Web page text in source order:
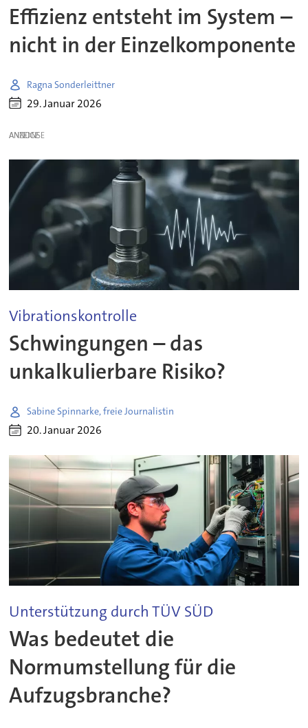
Effizienz entsteht im System –
nicht in der Einzelkomponente
Ragna Sonderleittner
29. Januar 2026
ANZEIGE
Vibrationskontrolle
Schwingungen – das
unkalkulierbare Risiko?
Sabine Spinnarke, freie Journalistin
20. Januar 2026
Unterstützung durch TÜV SÜD
Was bedeutet die
Normumstellung für die
Aufzugsbranche?